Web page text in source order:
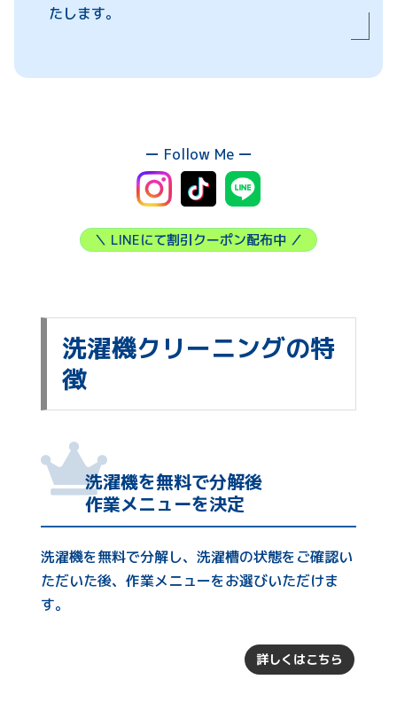
たします。
ー Follow Me ー
＼ LINEにて割引クーポン配布中 ／
洗濯機クリーニングの特
徴
洗濯機を無料で分解後
作業メニューを決定
洗濯機を無料で分解し、洗濯槽の状態をご確認い
ただいた後、作業メニューをお選びいただけま
す。
詳しくはこちら